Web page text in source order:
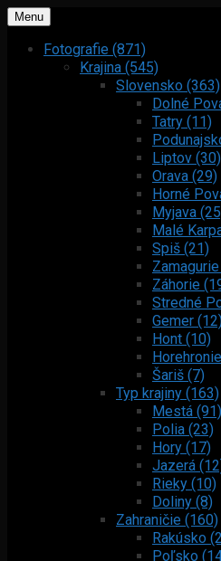
Menu
Fotografie (871)
Krajina (545)
Slovensko (363)
Dolné
Tatry (11)
Liptov (30)
Orava (29)
Horné
Myjava
Malé
Spiš (21)
Záhorie
Stredné
Gemer (12)
Hont (10)
Šariš (7)
Typ krajiny (163)
Mestá (91)
Polia (23)
Hory (17)
Jazerá
Rieky (10)
Doliny (8)
Zahraničie (160)
Rakúsko
Poľsko